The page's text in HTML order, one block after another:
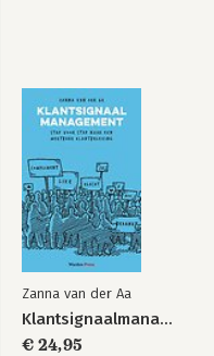
Zanna van der Aa
Klantsignaalmanagement
€ 24,95